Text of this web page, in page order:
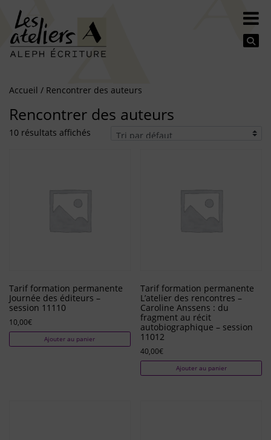
Accueil / Rencontrer des auteurs
Rencontrer des auteurs
10 résultats affichés
Tarif formation permanente
Journée des éditeurs –
session 11110
10,00€
Ajouter au panier
Tarif formation permanente
L’atelier des rencontres –
Caroline Anssens : du
fragment au récit
autobiographique – session
11012
40,00€
Ajouter au panier